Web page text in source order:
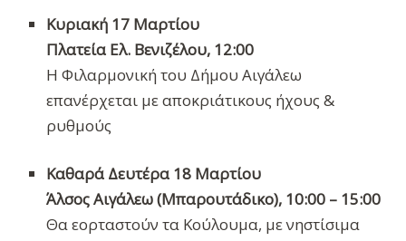
Κυριακή 17 Μαρτίου
Πλατεία Ελ. Βενιζέλου, 12:00
Η Φιλαρμονική του Δήμου Αιγάλεω
επανέρχεται με αποκριάτικους ήχους &
ρυθμούς
Καθαρά Δευτέρα 18 Μαρτίου
Άλσος Αιγάλεω (Μπαρουτάδικο), 10:00 – 15:00
Θα εορταστούν τα Κούλουμα, με νηστίσιμα